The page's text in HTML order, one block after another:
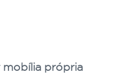
mobília própria